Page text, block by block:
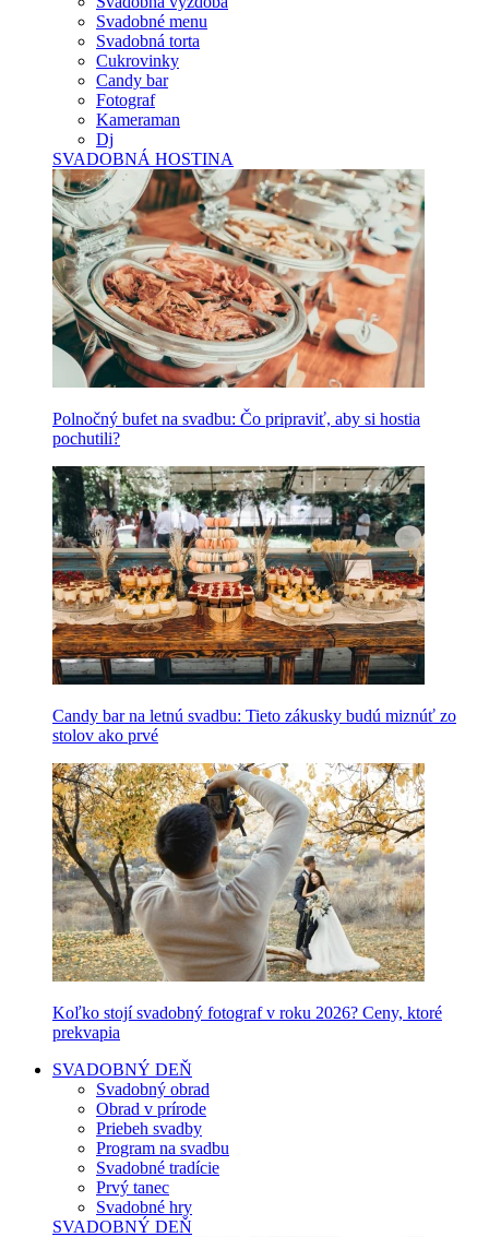
Svadobné menu
Svadobná torta
Cukrovinky
Candy bar
Fotograf
Kameraman
Dj
SVADOBNÁ HOSTINA
Polnočný bufet na svadbu: Čo pripraviť, aby si hostia
pochutili?
Candy bar na letnú svadbu: Tieto zákusky budú miznúť zo
stolov ako prvé
Koľko stojí svadobný fotograf v roku 2026? Ceny, ktoré
prekvapia
SVADOBNÝ DEŇ
Svadobný obrad
Obrad v prírode
Priebeh svadby
Program na svadbu
Svadobné tradície
Prvý tanec
Svadobné hry
SVADOBNÝ DEŇ